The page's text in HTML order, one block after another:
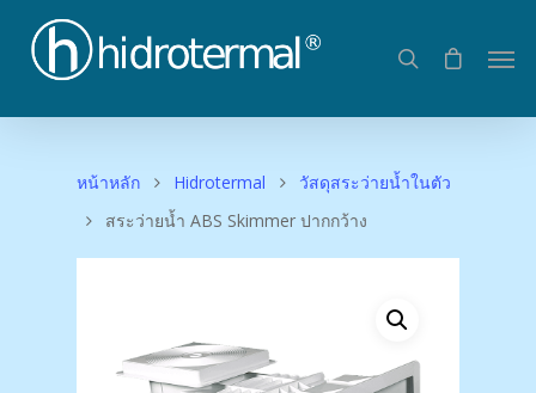
หน้าหลัก Hidrotermal
วัสดุสระว่ายน้ำในตัว
สระว่ายน้ำ ABS Skimmer ปากกว้าง